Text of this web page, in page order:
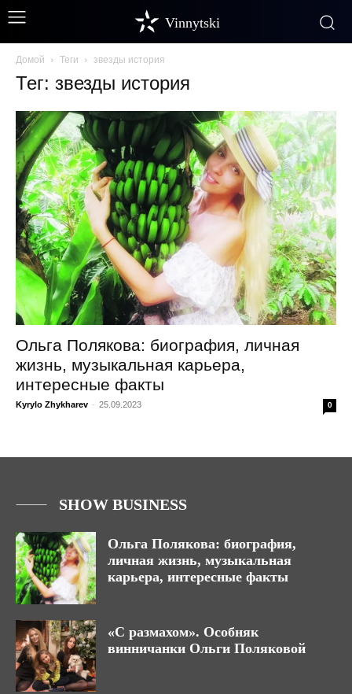
Vinnytski
Домой Теги звезды история
Тег: звезды история
Ольга Полякова: биография, личная
жизнь, музыкальная карьера,
интересные факты
Kyrylo Zhykharev - 25.09.2023 0
SHOW BUSINESS
Ольга Полякова: биография,
личная жизнь, музыкальная
карьера, интересные факты
«С размахом». Особняк
винничанки Ольги Поляковой